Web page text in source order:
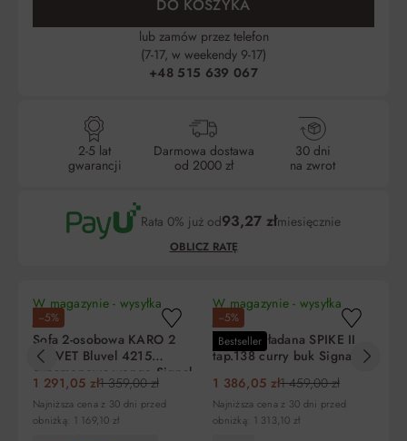
DO KOSZYKA
lub zamów przez telefon
(7-17, w weekendy 9-17)
+48 515 639 067
2-5 lat
gwarancji
Darmowa dostawa
od 2000 zł
30 dni
na zwrot
Rata 0% już od93,27 złmiesięcznie
OBLICZ RATĘ
Liczba
rat
Miesięczna RRSO Do zapłaty
5 0% 1 399,00 zł
−5%
W magazynie - wysyłka
jutro!
Sofa 2-osobowa KARO 2
VELVET Bluvel 4215
cynamonowa wenge Signal
1 291,05 zł1 359,00 zł
Najniższa cena z 30 dni przed
obniżką: 1 169,10 zł
−5%
Bestseller
W magazynie - wysyłka
jutro!
Sofa rozkładana SPIKE II
tap.138 curry buk Signal
1 386,05 zł1 459,00 zł
Najniższa cena z 30 dni przed
obniżką: 1 313,10 zł